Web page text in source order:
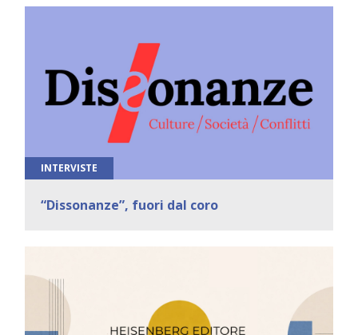
INTERVISTE
“Dissonanze”, fuori dal coro